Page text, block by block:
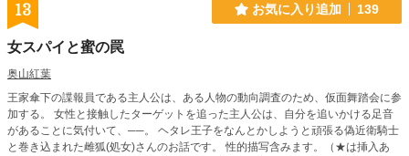
13 お気に入り追加 139
女スパイと蜜の罠
奥山紅葉
王家傘下の諜報員である主人公は、ある人物の動向調査のため、仮面舞踏会に参
加する。 女性と接触したターゲットを追った主人公は、自分を追いかける足音
があることに気付いて、──。 ヘタレ王子をなんとかしようと頑張る偽近衛騎士
と巻き込まれた雌狐(処女)さんのお話です。 性的描写含みます。（★は挿入あ